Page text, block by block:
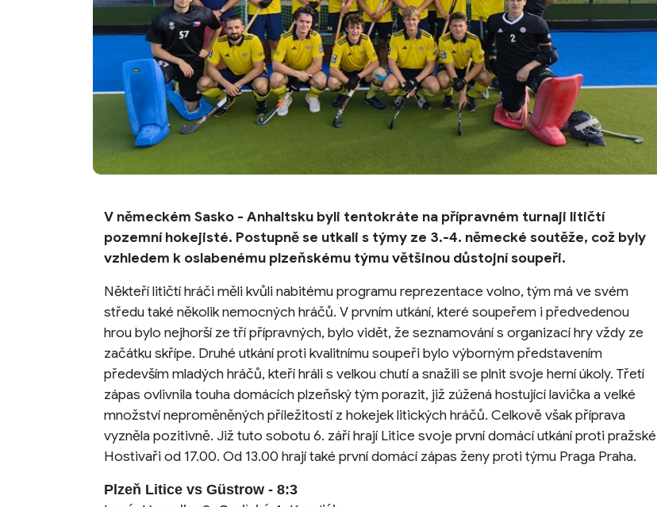
V německém Sasko - Anhaltsku byli tentokráte na přípravném turnaji litičtí
pozemní hokejisté. Postupně se utkali s týmy ze 3.-4. německé soutěže, což byly
vzhledem k oslabenému plzeňskému týmu většinou důstojní soupeři.
Někteří litičtí hráči měli kvůli nabitému programu reprezentace volno, tým má ve svém
středu také několik nemocných hráčů. V prvním utkání, které soupeřem i předvedenou
hrou bylo nejhorší ze tří přípravných, bylo vidět, že seznamování s organizací hry vždy ze
začátku skřípe. Druhé utkání proti kvalitnímu soupeři bylo výborným představením
především mladých hráčů, kteří hráli s velkou chutí a snažili se plnit svoje herní úkoly. Třetí
zápas ovlivnila touha domácích plzeňský tým porazit, již zúžená hostující lavička a velké
množství neproměněných příležitostí z hokejek litických hráčů. Celkově však příprava
vyzněla pozitivně. Již tuto sobotu 6. září hrají Litice svoje první domácí utkání proti pražské
Hostivaři od 17.00. Od 13.00 hrají také první domácí zápas ženy proti týmu Praga Praha.
Plzeň Litice vs Güstrow - 8:3